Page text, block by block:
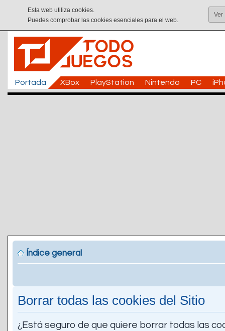
Esta web utiliza cookies.
Puedes comprobar las cookies esenciales para el web.
Ver
Portada XBox PlayStation Nintendo PC
Índice general
Borrar todas las cookies del Sitio
¿Está seguro de que quiere borrar todas las